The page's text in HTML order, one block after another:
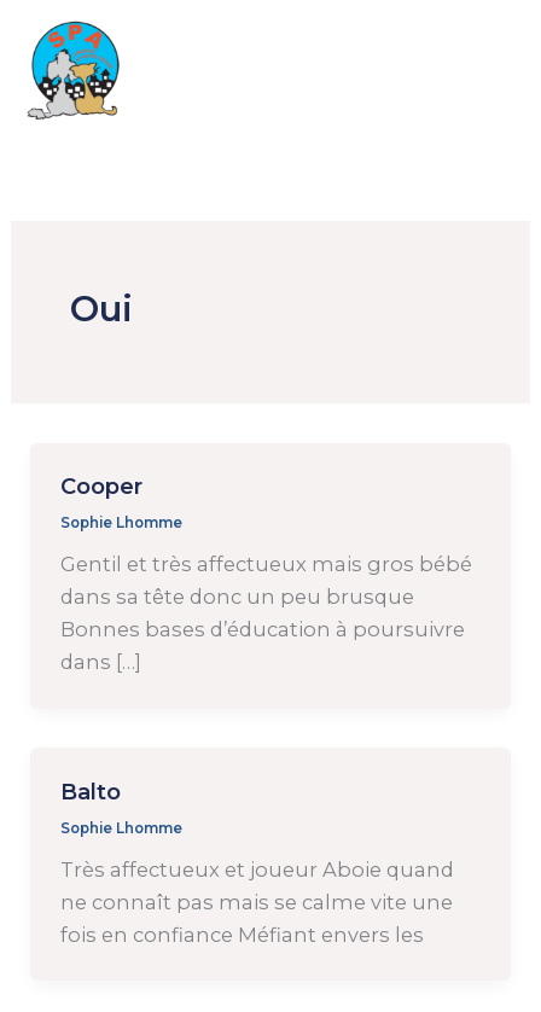
contenu
Oui
Cooper
Sophie Lhomme
Gentil et très affectueux mais gros bébé
dans sa tête donc un peu brusque
Bonnes bases d’éducation à poursuivre
dans […]
Balto
Sophie Lhomme
Très affectueux et joueur Aboie quand
ne connaît pas mais se calme vite une
fois en confiance Méfiant envers les